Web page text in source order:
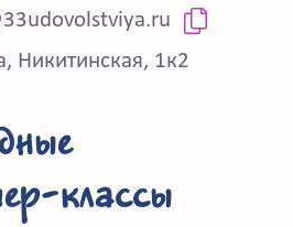
Никитинская, 1к2
классы